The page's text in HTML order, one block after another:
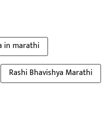
in marathi
Rashi Bhavishya Marathi